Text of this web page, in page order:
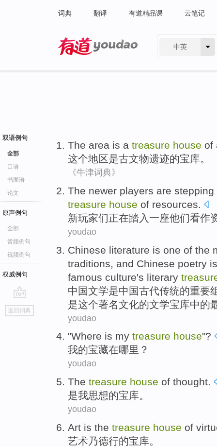
词典 翻译 有道精品课 云笔记
中英
双语例句
全部
口语
书面语
论文
原声例句
全部
音频例句
视频例句
权威例句
go
top
返回词典
The area is a treasure house of
这个地区是古文物遗迹的宝库。
《牛津词典》
The newer players are stepping
treasure house of resources.
新玩家们正在踏入 一座他们看作
youdao
Chinese literature is one of the
traditions
and Chinese poetry
famous culture's literary
中国文学是中国古代传统的重要
是这个著名文化的文学宝库中的
youdao
"Where is my treasure house"?
我的宝藏在哪里 ？
youdao
The treasure house of thought.
是我思想的宝库。
youdao
Art is the treasure house of
艺术乃德行的宝库。